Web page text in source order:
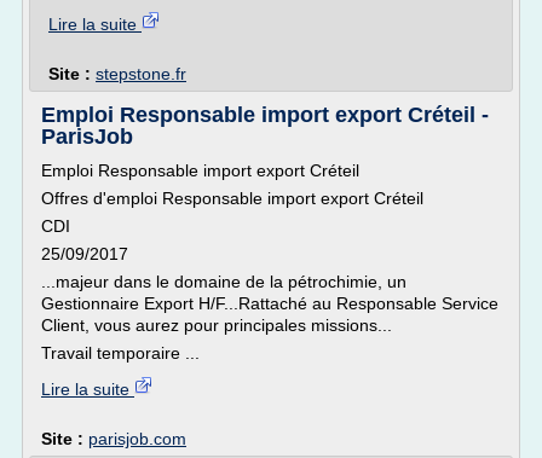
Lire la suite
Site : stepstone.fr
Emploi Responsable import export Créteil -
ParisJob
Emploi Responsable import export Créteil
Offres d'emploi Responsable import export Créteil
CDI
25/09/2017
...majeur dans le domaine de la pétrochimie, un
Gestionnaire Export H/F...Rattaché au Responsable Service
Client, vous aurez pour principales missions...
Travail temporaire ...
Lire la suite
Site : parisjob.com